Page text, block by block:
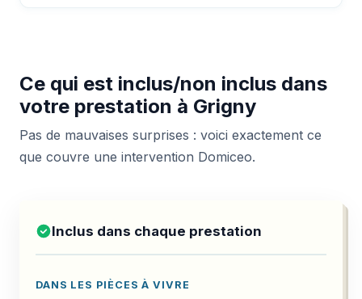
Ce qui est inclus/non inclus dans
votre prestation à Grigny
Pas de mauvaises surprises : voici exactement ce
que couvre une intervention Domiceo.
Inclus dans chaque prestation
DANS LES PIÈCES À VIVRE